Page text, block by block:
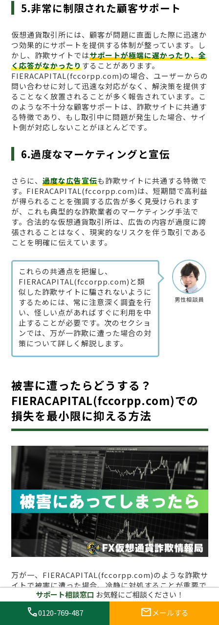
5.非常に制限された顧客サポート
仮想通貨取引所には、顧客が問題に直面した際に迅速か
つ効果的にサポートを提供する体制が整っています。し
かし、詐欺サイトではサポートが極端に遅かったり、全
く応答がなかったりすることがあります。
FIERACAPITAL(fccorpp.com)の場合、ユーザーからの
問い合わせに対して迅速な対応がなく、解決策を提供す
ることなく放置されることが多く報告されています。こ
のような不十分な顧客サポートは、詐欺サイトに共通す
る特徴であり、もし取引中に問題が発生した場合、サイ
ト側が対応しないことがほとんどです。
6.過度なマーケティングと宣伝
さらに、 過度な広告宣伝も詐欺サイトに共通する特徴で
す。FIERACAPITAL(fccorpp.com)は、短期間で高利益
が得られることを強調する広告が多く見受けられます
が、これも典型的な詐欺業者のマーケティング手法で
す。合法的な仮想通貨取引所は、広告の内容が過度に誇
張されることはなく、現実的なリスクを伴う取引である
ことを明確に伝えています。
男性相談員
これらの共通点を把握し、
FIERACAPITAL(fccorpp.com)と類
似した詐欺サイトに騙されないように
するためには、常に注意深く調査を行
い、怪しい点があればすぐに利用を中
止することが必要です。次のセクショ
ンでは、万が一詐欺に遭った場合の対
策について詳しく解説します。
被害に遭ったらどうする？
FIERACAPITAL(fccorpp.com)での
損失を最小限に抑える方法
万が一、FIERACAPITAL(fccorpp.com)のような詐欺サ
イトで被害に遭った場合、冷静に対処することが重要で
す。詐欺サイトにおけるトラブルは精神的にも金銭的に
も大きな打撃を与える可能性がありますが、適切な対応
を取ることで損失を最小限に抑えることができます。以
サポート相談窓口 お気軽にご相談ください！
call0120-769-487 mail メールする